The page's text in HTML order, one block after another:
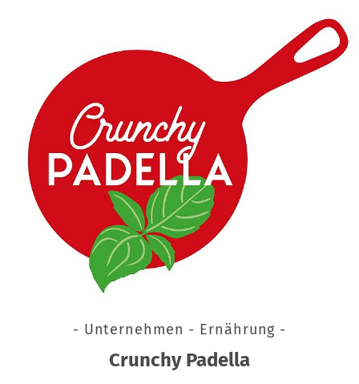
- Unternehmen - Ernährung -
Crunchy Padella